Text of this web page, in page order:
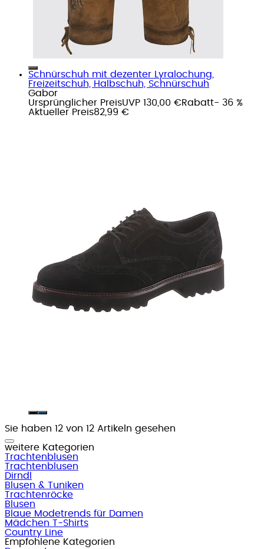
Schnürschuh mit dezenter Lyralochung,
Freizeitschuh, Halbschuh, Schnürschuh
Gabor
Ursprünglicher PreisUVP 130,00 €Rabatt- 36 %
Aktueller Preis82,99 €
Sie haben 12 von 12 Artikeln gesehen
weitere Kategorien
Trachtenblusen
Trachtenblusen
Dirndl
Blusen & Tuniken
Trachtenröcke
Blusen
Blaue Modetrends für Damen
Mädchen T-Shirts
Country Line
Empfohlene Kategorien